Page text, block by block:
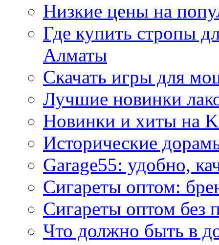
Низкие цены на
Где купить стропы
Алматы
Скачать игры для
Лучшие новинки
Новинки и хиты на
Исторические
Garage55: удобно,
Сигареты оптом:
Сигареты оптом без
Что должно быть в